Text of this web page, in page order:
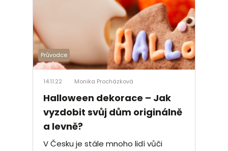
Průvodce
14.11.22 Monika Procházková
Halloween dekorace – Jak
vyzdobit svůj dům originálně
a levně?
V Česku je stále mnoho lidí vůči